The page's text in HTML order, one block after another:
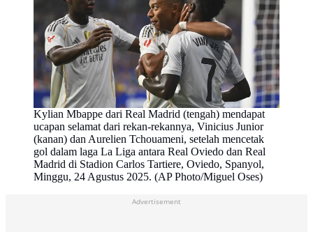
Kylian Mbappe dari Real Madrid (tengah) mendapat
ucapan selamat dari rekan-rekannya, Vinicius Junior
(kanan) dan Aurelien Tchouameni, setelah mencetak
gol dalam laga La Liga antara Real Oviedo dan Real
Madrid di Stadion Carlos Tartiere, Oviedo, Spanyol,
Minggu, 24 Agustus 2025. (AP Photo/Miguel Oses)
Advertisement